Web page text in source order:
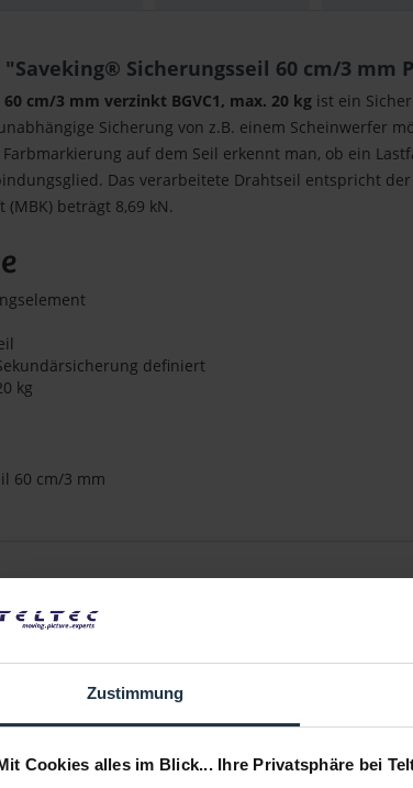
Zustimmung
Cookies alles im Blick... Ihre Privatsphäre bei
Sicherungsseil 60 cm/3 mm
cm/3 mm verzinkt BGVC1, max. 20 kg ist ein
Sicherung von z.B. einem Scheinwerfer
auf dem Seil erkennt man, ob ein
Das verarbeitete Drahtseil entspricht
beträgt 8,69 kN.
definiert
kg
60 cm/3 mm